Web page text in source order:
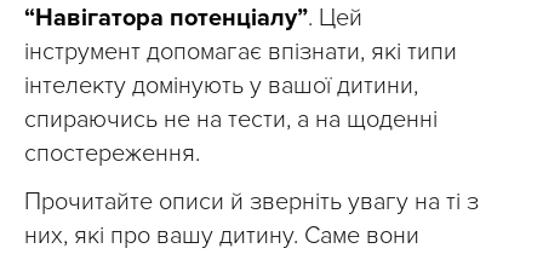
“Навігатора потенціалу”. Цей
інструмент допомагає впізнати, які типи
інтелекту домінують у вашої дитини,
спираючись не на тести, а на щоденні
спостереження.
Прочитайте описи й зверніть увагу на ті з
них, які про вашу дитину. Саме вони